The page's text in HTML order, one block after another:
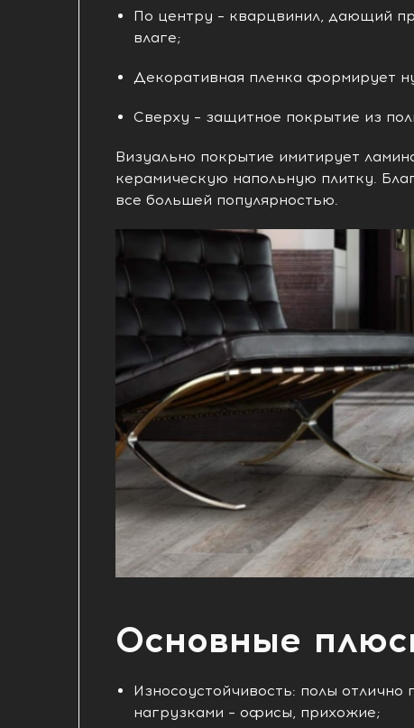
По центру – кварцвинил, дающий
влаге;
Декоративная пленка формирует
Сверху – защитное покрытие из
Визуально покрытие имитирует
керамическую напольную плитку.
все большей популярностью.
Основные
Износоустойчивость: полы
нагрузками – офисы, прихожие;